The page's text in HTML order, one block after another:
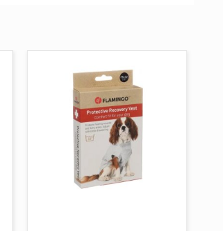
AGGIUNGI AL CARRELLO